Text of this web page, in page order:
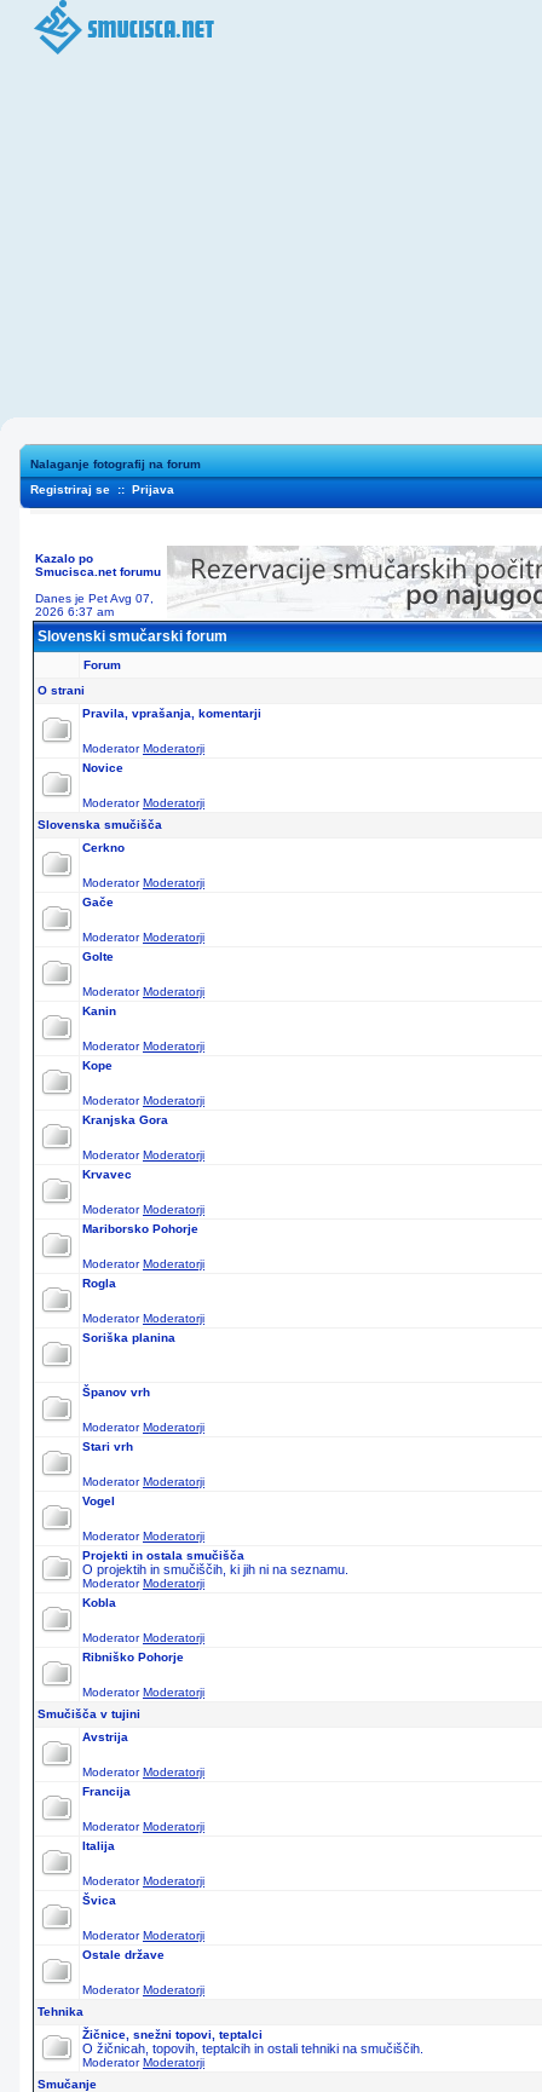
Nalaganje fotografij na forum
Registriraj se :: Prijava
Kazalo po
Smucisca.net forumu
Danes je Pet Avg 07,
2026 6:37 am
Slovenski smučarski forum
Forum
O strani
Pravila, vprašanja, komentarji
ModeratorModeratorji
Novice
ModeratorModeratorji
Slovenska smučišča
Cerkno
ModeratorModeratorji
Gače
ModeratorModeratorji
Golte
ModeratorModeratorji
Kanin
ModeratorModeratorji
Kope
ModeratorModeratorji
Kranjska Gora
ModeratorModeratorji
Krvavec
ModeratorModeratorji
Mariborsko Pohorje
ModeratorModeratorji
Rogla
ModeratorModeratorji
Soriška planina
Španov vrh
ModeratorModeratorji
Stari vrh
ModeratorModeratorji
Vogel
ModeratorModeratorji
Projekti in ostala smučišča
O projektih in smučiščih, ki jih ni na seznamu.
ModeratorModeratorji
Kobla
ModeratorModeratorji
Ribniško Pohorje
ModeratorModeratorji
Smučišča v tujini
Avstrija
ModeratorModeratorji
Francija
ModeratorModeratorji
Italija
ModeratorModeratorji
Švica
ModeratorModeratorji
Ostale države
ModeratorModeratorji
Tehnika
Žičnice, snežni topovi, teptalci
O žičnicah, topovih, teptalcih in ostali tehniki na smučiščih.
ModeratorModeratorji
Smučanje